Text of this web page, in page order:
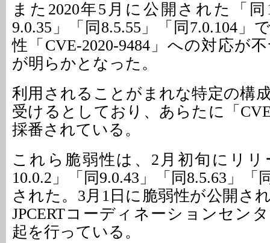
また2020年5月に公開された「同
9.0.35」「同8.5.55」「同7.0.104」
性「CVE-2020-9484」への対応が
が明らかとなった。
利用されることがまれな特定の構
受けるとしており、あらたに「
採番されている。
これら脆弱性は、2月初旬にリ
10.0.2」「同9.0.43」「同8.5.63」「
された。3月1日に脆弱性が公開さ
JPCERTコーディネーションセン
起を行っている。